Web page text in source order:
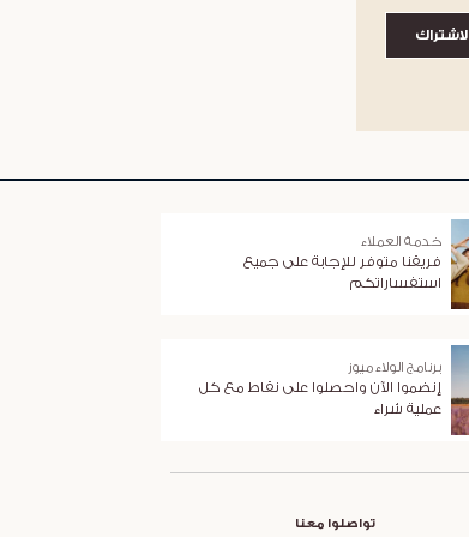
الاشتراك
خدمة العملاء
فريقنا متوفر للإجابة على جميع
استفساراتكم
برنامج الولاء ميوز
إنضموا الآن واحصلوا على نقاط مع كل
عملية شراء
تواصلوا معنا